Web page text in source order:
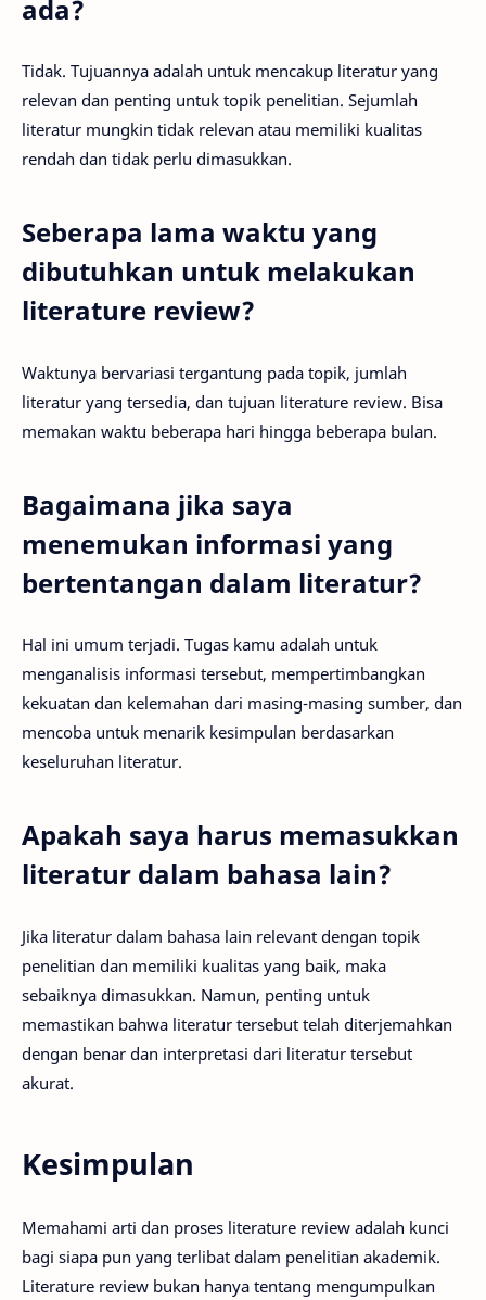
ada?
Tidak. Tujuannya adalah untuk mencakup literatur yang
relevan dan penting untuk topik penelitian. Sejumlah
literatur mungkin tidak relevan atau memiliki kualitas
rendah dan tidak perlu dimasukkan.
Seberapa lama waktu yang
dibutuhkan untuk melakukan
literature review?
Waktunya bervariasi tergantung pada topik, jumlah
literatur yang tersedia, dan tujuan literature review. Bisa
memakan waktu beberapa hari hingga beberapa bulan.
Bagaimana jika saya
menemukan informasi yang
bertentangan dalam literatur?
Hal ini umum terjadi. Tugas kamu adalah untuk
menganalisis informasi tersebut, mempertimbangkan
kekuatan dan kelemahan dari masing-masing sumber, dan
mencoba untuk menarik kesimpulan berdasarkan
keseluruhan literatur.
Apakah saya harus memasukkan
literatur dalam bahasa lain?
Jika literatur dalam bahasa lain relevant dengan topik
penelitian dan memiliki kualitas yang baik, maka
sebaiknya dimasukkan. Namun, penting untuk
memastikan bahwa literatur tersebut telah diterjemahkan
dengan benar dan interpretasi dari literatur tersebut
akurat.
Kesimpulan
Memahami arti dan proses literature review adalah kunci
bagi siapa pun yang terlibat dalam penelitian akademik.
Literature review bukan hanya tentang mengumpulkan